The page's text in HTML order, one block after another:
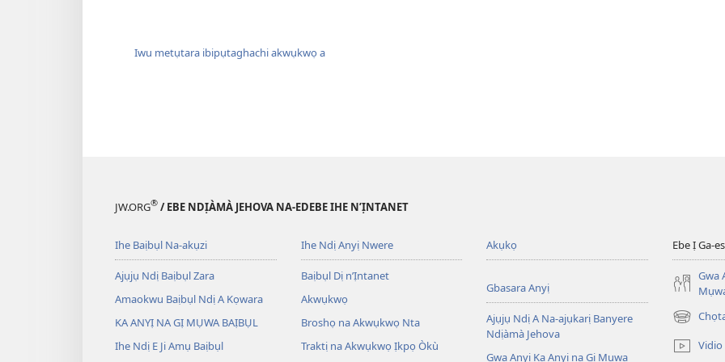
Iwu metụtara ibipụtaghachi akwụkwọ a
JW.ORG® / EBE NDỊÀMÀ JEHOVA NA-EDEBE IHE N’ỊNTANET
Ihe Baịbụl Na-akụzi
Ajụjụ Ndị Baịbụl Zara
Amaokwu Baịbụl Ndị A Kọwara
KA ANYỊ NA GỊ MỤWA BAỊBỤL
Ihe Ndị E Ji Amụ Baịbụl
Ihe Ndị Anyị Nwere
Baịbụl Dị n’Ịntanet
Akwụkwọ
Broshọ na Akwụkwọ Nta
Traktị na Akwụkwọ Ịkpọ Òkù
Akụkọ
Gbasara Anyị
Ajụjụ Ndị A Na-ajụkarị Banyere
Ndịàmà Jehova
Gwa Anyị Ka Anyị na Gị Mụwa
Ebe Ị Ga-
Gwa
(ga-
emepere
gị
Vidio